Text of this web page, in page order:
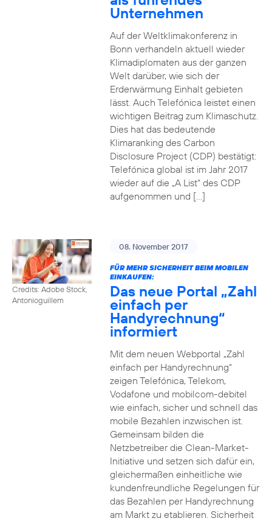
Unternehmen
Auf der Weltklimakonferenz in
Bonn verhandeln aktuell wieder
Klimadiplomaten aus der ganzen
Welt darüber, wie sich der
Erderwärmung Einhalt gebieten
lässt. Auch Telefónica leistet einen
wichtigen Beitrag zum Klimaschutz.
Dies hat das bedeutende
Klimaranking des Carbon
Disclosure Project (CDP) bestätigt:
Telefónica global ist im Jahr 2017
wieder auf die „A List“ des CDP
aufgenommen und […]
Credits: Adobe Stock,
Antonioguillem
08. November 2017
FÜR MEHR SICHERHEIT BEIM MOBILEN
EINKAUFEN:
Das neue Portal „Zahl
einfach per
Handyrechnung“
informiert
Mit dem neuen Webportal „Zahl
einfach per Handyrechnung“
zeigen Telefónica, Telekom,
Vodafone und mobilcom-debitel
wie einfach, sicher und schnell das
mobile Bezahlen inzwischen ist.
Gemeinsam bilden die
Netzbetreiber die Clean-Market-
Initiative und setzen sich dafür ein,
gleichermaßen einheitliche wie
kundenfreundliche Regelungen für
das Bezahlen per Handyrechnung
am Markt zu etablieren. Sicherheit